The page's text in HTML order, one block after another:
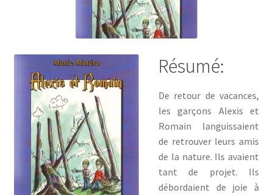
Résumé:
De retour de vacances,
les garçons Alexis et
Romain languissaient
de retrouver leurs amis
de la nature. Ils avaient
tant de projet. Ils
débordaient de joie à